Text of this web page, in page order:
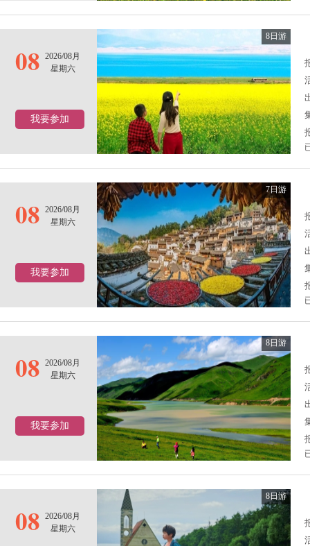
08 2026/08月
星期六
我要参加
8日游
08 2026/08月
星期六
我要参加
7日游
08 2026/08月
星期六
我要参加
8日游
08 2026/08月
星期六
8日游